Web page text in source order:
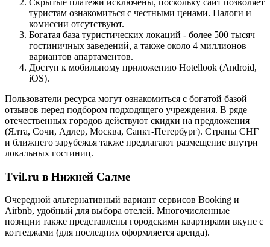
туристам ознакомиться с честными ценами. Налоги и
комиссии отсутствуют.
Богатая база туристических локаций - более 500 тысяч
гостиничных заведений, а также около 4 миллионов
вариантов апартаментов.
Доступ к мобильному приложению Hotellook (Android,
iOS).
Пользователи ресурса могут ознакомиться с богатой базой
отзывов перед подбором подходящего учреждения. В ряде
отечественных городов действуют скидки на предложения
(Ялта, Сочи, Адлер, Москва, Санкт-Петербург). Страны СНГ
и ближнего зарубежья также предлагают размещение внутри
локальных гостиниц.
Tvil.ru в Нижней Салме
Очередной альтернативный вариант сервисов Booking и
Airbnb, удобный для выбора отелей. Многочисленные
позиции также представлены городскими квартирами вкупе с
коттеджами (для последних оформляется аренда).